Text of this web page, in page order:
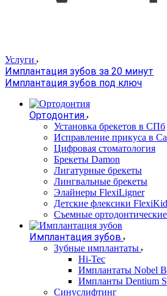
Услуги
Имплантация зубов за 20 минут
Имплантация зубов под ключ
Ортодонтия
Установка брекетов в СПб
Исправление прикуса в
Цифровая стоматология
Брекеты Damon
Лигатурные брекеты
Лингвальные брекеты
Элайнеры FlexiLigner
Детские флексики
Съемные
Имплантация зубов
Зубные имплантаты
Hi-Tec
Имплантаты Nobel
Импланты Dentium
Синуслифтинг